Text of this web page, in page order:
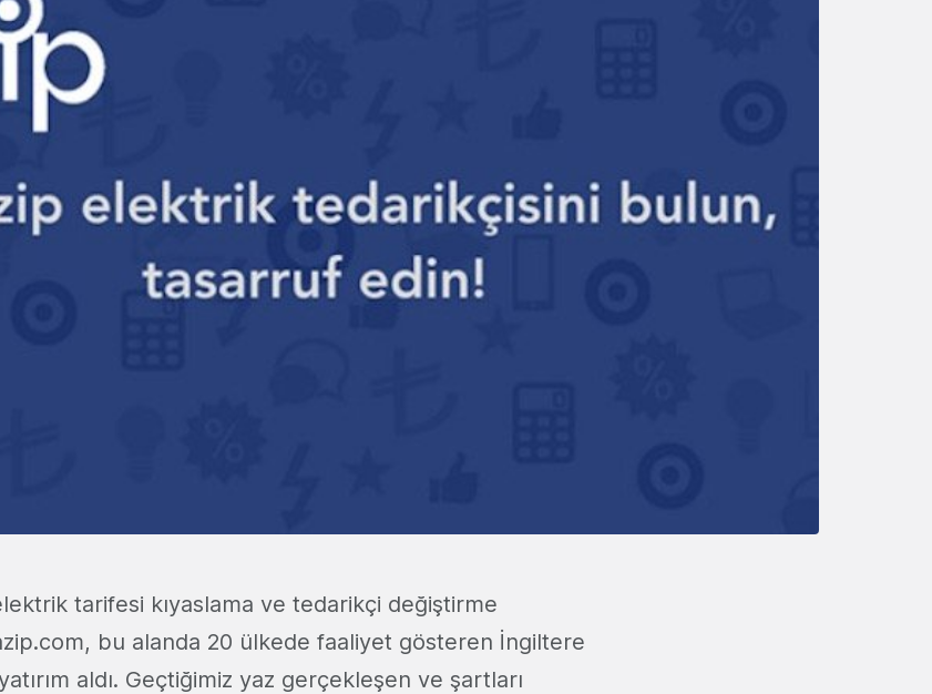
tarifesi kıyaslama ve tedarikçi değiştirme
bu alanda 20 ülkede faaliyet gösteren İngiltere
aldı. Geçtiğimiz yaz gerçekleşen ve şartları